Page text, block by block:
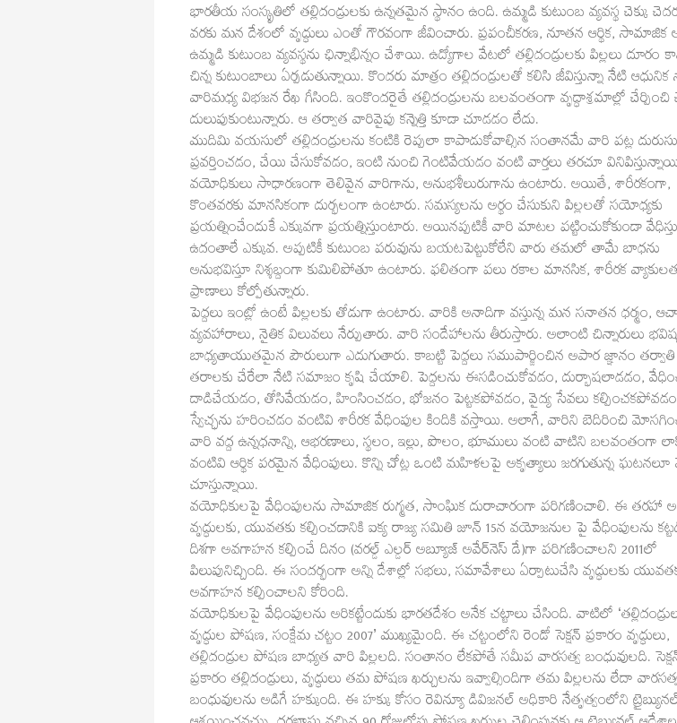
భారతీయ సంస్కృతిలో తల్లిదండ్రులకు ఉన్నతమైన స్థానం ఉంది. ఉమ్మడి కుటుంబ వ్యవస్థ చెక్కు
వరకు మన దేశంలో వృద్ధులు ఎంతో గౌరవంగా జీవించారు. ప్రపంచీకరణ, నూతన ఆర్థిక, సామాజిక
ఉమ్మడి కుటుంబ వ్యవస్థను ఛిన్నాభిన్నం చేశాయి. ఉద్యోగాల వేటలో తల్లిదండ్రులకు పిల్లలు దూరం
చిన్న కుటుంబాలు ఏర్పడుతున్నాయి. కొందరు మాత్రం తల్లిదండ్రులతో కలిసి జీవిస్తున్నా నేటి
వారిమధ్య విభజన రేఖ గీసింది. ఇంకొందరైతే తల్లిదండ్రులను బలవంతంగా వృద్ధాశ్రమాల్లో చేర్పించి
దులుపుకుంటున్నారు. ఆ తర్వాత వారివైపు కన్నెత్తి కూడా చూడడం లేదు.
ముదిమి వయసులో తల్లిదండ్రులను కంటికి రెప్పలా కాపాడుకోవాల్సిన సంతానమే వారి పట్ల
ప్రవర్తించడం, చేయి చేసుకోవడం, ఇంటి నుంచి గెంటివేయడం వంటి వార్తలు తరచూ
వయోధికులు సాధారణంగా తెలివైన వారిగాను, అనుభశీలురుగాను ఉంటారు. అయితే, శారీరకంగా,
కొంతవరకు మానసికంగా దుర్భలంగా ఉంటారు. సమస్యలను అర్థం చేసుకుని పిల్లలతో సయోధ్యకు
ప్రయత్నించేందుకే ఎక్కువగా ప్రయత్నిస్తుంటారు. అయినప్పటికీ వారి మాటల పట్టించుకోకుండా
ఉదంతాలే ఎక్కువ. అప్పటికీ కుటుంబ పరువును బయటపెట్టుకోలేని వారు తమలో తామే బాధను
అనుభవిస్తూ నిశ్శబ్దంగా కుమిలిపోతూ ఉంటారు. ఫలితంగా పలు రకాల మానసిక, శారీరక
ప్రాణాలు కోల్పోతున్నారు.
పెద్దలు ఇంట్లో ఉంటే పిల్లలకు తోడుగా ఉంటారు. వారికి అనాదిగా వస్తున్న మన సనాతన ధర్మం,
వ్యవహారాలు, నైతిక విలువలు నేర్పుతారు. వారి సందేహాలను తీరుస్తారు. అలాంటి చిన్నారులు
బాధ్యతాయుతమైన పౌరులుగా ఎదుగుతారు. కాబట్టి పెద్దలు సముపార్జించిన అపార జ్ఞానం తర్వాతి
తరాలకు చేరేలా నేటి సమాజం కృషి చేయాలి. పెద్దలను ఈసడించుకోవడం, దుర్భాషలాడడం,
దాడిచేయడం, తోసివేయడం, హింసించడం, భోజనం పెట్టకపోవడం, వైద్య సేవలు
స్వేచ్ఛను హరించడం వంటివి శారీరక వేధింపుల కిందికి వస్తాయి. అలాగే, వారిని బెదిరించి
వారి వద్ద ఉన్నధనాన్ని, ఆభరణాలు, స్థలం, ఇల్లు, పొలం, భూములు వంటి వాటిని బలవంతంగా
వంటివి ఆర్థిక పరమైన వేధింపులు. కొన్ని చోట్ల ఒంటి మహిళలపై అకృత్యాలు జరగుతున్న ఘటనలూ
చూస్తున్నాయి.
వయోధికులపై వేధింపులను సామాజిక రుగ్మత, సాంఘిక దురాచారంగా పరిగణించాలి. ఈ తరహా
వృద్ధులకు, యువతకు కల్పించడానికి ఐక్య రాజ్య సమితి జూన్‌ 15న వయోజనుల పై వేధింపులను
దిశగా అవగాహన కల్పించే దినం (వరల్డ్‌ ఎల్డర్‌ అబ్యూజ్‌ అవేర్‌నెస్‌ డే)గా పరిగణించాలని 2011లో
పిలుపునిచ్చింది. ఈ సందర్భంగా అన్ని దేశాల్లో సభలు, సమావేశాలు ఏర్పాటుచేసి వృద్ధులకు
అవగాహన కల్పించాలని కోరింది.
వయోధికులపై వేధింపులను అరికట్టేందుకు భారతదేశం అనేక చట్టాలు చేసింది. వాటిలో
వృద్ధుల పోషణ, సంక్షేమ చట్టం 2007’ ముఖ్యమైంది. ఈ చట్టంలోని రెండో సెక్షన్‌ ప్రకారం వృద్ధులు,
తల్లిదండ్రుల పోషణ బాధ్యత వారి పిల్లలది. సంతానం లేకపోతే సమీప వారసత్వ బంధువులది.
ప్రకారం తల్లిదండ్రులు, వృద్ధులు తమ పోషణ ఖర్చులను ఇవ్వాల్సిందిగా తమ పిల్లలను లేదా
బంధువులను అడిగే హక్కుంది. ఈ హక్కు కోసం రెవిన్యూ డివిజనల్‌ అధికారి నేతృత్వంలోని